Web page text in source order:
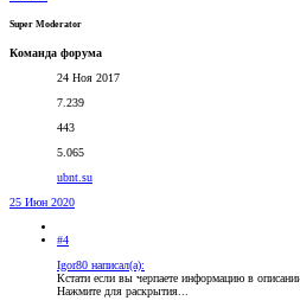
Super Moderator
Команда форума
24 Ноя 2017
7.239
443
5.065
ubnt.su
25 Июн 2020
#4
Igor80 написал(а):
Кстати если вы черпаете информацию в
Нажмите для раскрытия...